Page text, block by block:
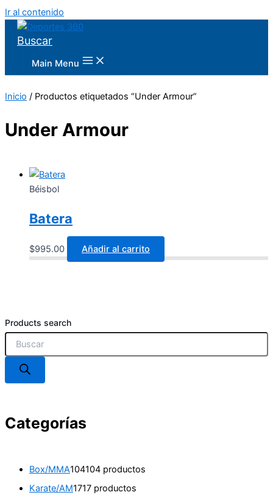
Ir al contenido
Buscar
Main Menu
Products search
Categorías
Box/MMA104104 productos
Karate/AM1717 productos
Inicio / Productos etiquetados “Under Armour”
Under Armour
Béisbol
Batera
$995.00 Añadir al carrito